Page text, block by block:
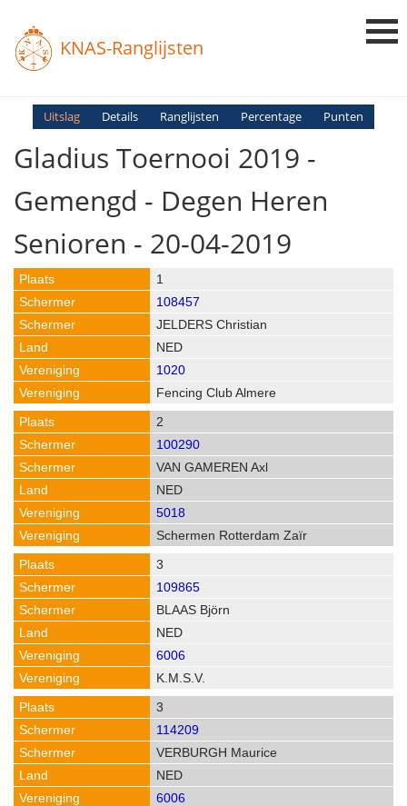
KNAS-Ranglijsten
Login
Ranglijsten
Uitslag Details Ranglijsten Percentage Punten
Gladius Toernooi 2019 -
Gemengd - Degen Heren
Senioren - 20-04-2019
1
108457
JELDERS Christian
NED
1020
Fencing Club Almere
2
100290
VAN GAMEREN Axl
NED
5018
Schermen Rotterdam Zaïr
3
109865
BLAAS Björn
NED
6006
K.M.S.V.
3
114209
VERBURGH Maurice
NED
6006